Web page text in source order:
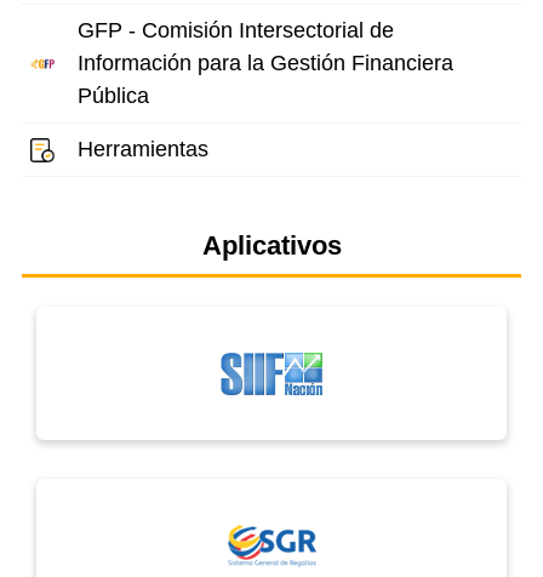
GFP - Comisión Intersectorial de
Información para la Gestión Financiera
Pública
Herramientas
Aplicativos